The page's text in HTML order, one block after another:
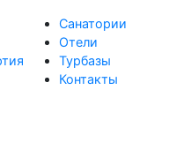
Санатории
Отели
Турбазы
Контакты